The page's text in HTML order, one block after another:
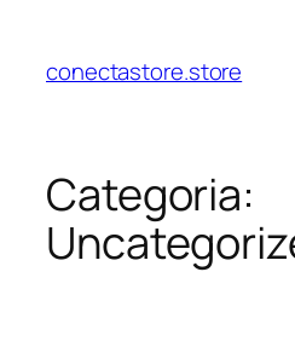
conectastore.store
Categoria: